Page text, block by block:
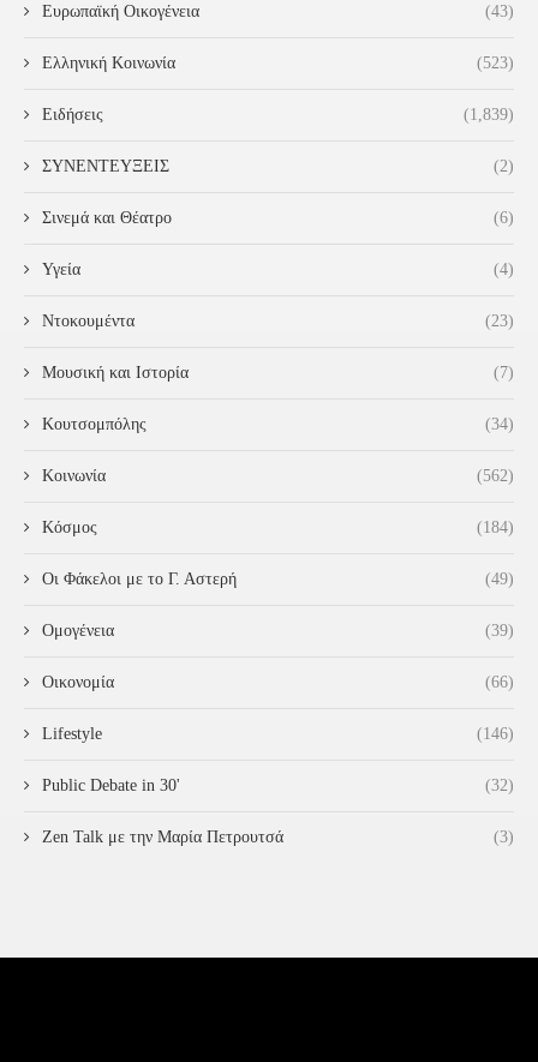
Ευρωπαϊκή Οικογένεια (43)
Ελληνική Κοινωνία (523)
Ειδήσεις (1,839)
ΣΥΝΕΝΤΕΥΞΕΙΣ (2)
Σινεμά και Θέατρο (6)
Υγεία (4)
Ντοκουμέντα (23)
Μουσική και Ιστορία (7)
Κουτσομπόλης (34)
Κοινωνία (562)
Κόσμος (184)
Οι Φάκελοι με το Γ. Αστερή (49)
Ομογένεια (39)
Οικονομία (66)
Lifestyle (146)
Public Debate in 30' (32)
Zen Talk με την Μαρία Πετρουτσά (3)